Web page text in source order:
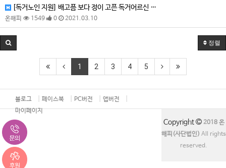
[독거노인 지원] 배고픔 보다 정이 고픈 독거어르신 …
온해피 1549 0 2021.03.10
정렬
1 2 3 4 5
블로그 페이스북 PC버전
앱버전
마이페이지
Copyright
2018 온
해피(사단법인) All rights
reserved.